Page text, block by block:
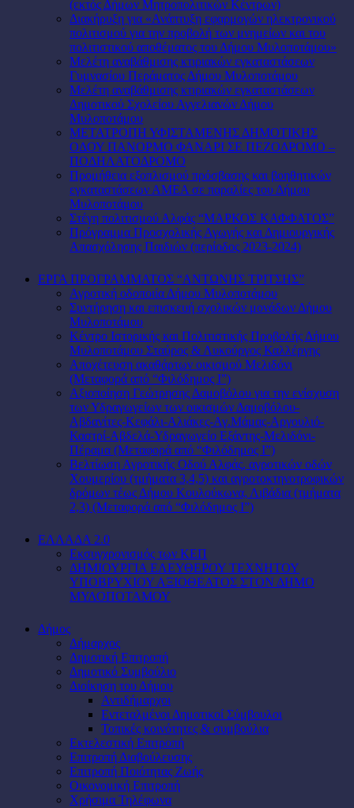
(εκτός Δήμων Μητροπολιτικών Κέντρων)
Διακήρυξη για «Ανάπτυξη εφαρμογών ηλεκτρονικού
πολιτισμού για την προβολή των μνημείων και του
πολιτιστικού αποθέματος του Δήμου Μυλοποτάμου»
Μελέτη αναβάθμισης κτιριακών εγκαταστάσεων
Γυμνασίου Περάματος Δήμου Μυλοποτάμου
Μελέτη αναβάθμισης κτιριακών εγκαταστάσεων
Δημοτικού Σχολείου Αγγελιανών Δήμου
Μυλοποτάμου
ΜΕΤΑΤΡΟΠΗ ΥΦΙΣΤΑΜΕΝΗΣ ΔΗΜΟΤΙΚΗΣ
ΟΔΟΥ ΠΑΝΟΡΜΟ ΦΑΝΑΡΙ ΣΕ ΠΕΖΟΔΡΟΜΟ –
ΠΟΔΗΛΑΤΟΔΡΟΜΟ
Προμήθεια εξοπλισμού πρόσβασης και βοηθητικών
εγκαταστάσεων ΑΜΕΑ σε παραλίες του Δήμου
Μυλοποτάμου
Στέγη πολιτισμού Αλφάς “ΜΑΡΚΟΣ ΚΑΦΦΑΤΟΣ”
Πρόγραμμα Προσχολικής Αγωγής και Δημιουργικής
Απασχόλησης Παιδιών (περίοδος 2023-2024)
ΕΡΓΑ ΠΡΟΓΡΑΜΜΑΤΟΣ “ΑΝΤΩΝΗΣ ΤΡΙΤΣΗΣ”
Αγροτική οδοποιία Δήμου Μυλοποτάμου
Συντήρηση και επισκευή σχολικών μονάδων Δήμου
Μυλοποτάμου
Κέντρο Ιστορικής και Πολιτιστικής Προβολής Δήμου
Μυλοποτάμου Σταύρος & Λυκούργος Καλλέργης
Αποχέτευση ακαθάρτων οικισμού Μελιδόνι
(Μεταφορά από “Φιλόδημος Ι”)
Αξιοποίηση Γεώτρησης Δαμοβόλου για την ενίσχυση
των Υδραγωγείων των οικισμών Δαμοβόλου-
Αβδανίτες-Κεφάλι-Αλιάκες-Αγ.Μάμας-Αργουλιό-
Καστρί-Αβδελά-Υδραγωγείο Εξάντης-Μελιδόνι-
Πέραμα (Μεταφορά από “Φιλόδημος Ι”)
Βελτίωση Αγροτικής Οδού Αλφάς, αγροτικών οδών
Χουμερίου (τμήματα 3,4,5) και αγροτοκτηνοτροφικών
δρόμων τέως Δήμου Κουλούκωνα, Λιβάδια (τμήματα
2,3) (Μεταφορά από “Φιλόδημος Ι”)
ΕΛΛΑΔΑ 2.0
Εκσυγχρονισμός των ΚΕΠ
ΔΗΜΙΟΥΡΓΙΑ ΕΛΕΥΘΕΡΟΥ ΤΕΧΝΗΤΟΥ
ΥΠΟΒΡΥΧΙΟΥ ΑΞΙΟΘΕΑΤΟΣ ΣΤΟΝ ΔΗΜΟ
ΜΥΛΟΠΟΤΑΜΟΥ
Δήμος
Δήμαρχος
Δημοτική Επιτροπή
Δημοτικό Συμβούλιο
Διοίκηση του Δήμου
Αντιδήμαρχοι
Εντεταλμένοι Δημοτικοί Σύμβουλοι
Τοπικές κοινότητες & συμβούλια
Εκτελεστική Επιτροπή
Επιτροπή Διαβούλευσης
Επιτροπή Ποιότητας Ζωής
Οικονομική Επιτροπή
Χρήσιμα Τηλέφωνα